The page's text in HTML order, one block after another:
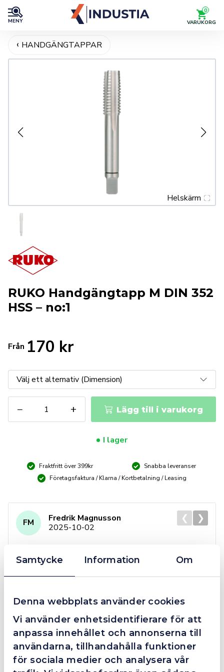
Samtycke Information Om
Denna webbplats använder cookies
Vi använder enhetsidentifierare för att
anpassa innehållet och annonserna till
användarna, tillhandahålla funktioner
för sociala medier och analysera vår
MENY
0
VARUKORG
HANDGÄNGTAPPAR
Helskärm
RUKO Handgängtapp M DIN 352
HSS – no:1
Från 170 kr
−
Handgängtapp
M
+ Lägg till i varukorg
I lager
Fraktfritt över 399kr
Snabba leveranser
Företagsfaktura / Klarna / Kortbetalning / Leasing
FM
Fredrik Magnusson
2025-10-02
Grym service!
Trots en billigare order, som det blev lite strul med,
så agerade dom blixtsnabbt och löste det långt över
förväntan. Hade kontakt med Alexander, som förtjänar
en extra guldstjärna.
❮ ❯